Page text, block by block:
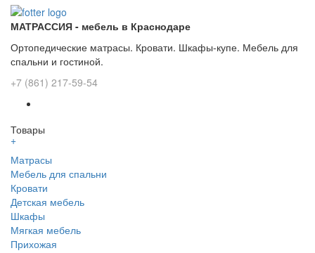
МАТРАССИЯ - мебель в Краснодаре
Ортопедические матрасы. Кровати. Шкафы-купе. Мебель для
спальни и гостиной.
+7 (861) 217-59-54
Товары
+
Матрасы
Мебель для спальни
Кровати
Детская мебель
Шкафы
Мягкая мебель
Прихожая